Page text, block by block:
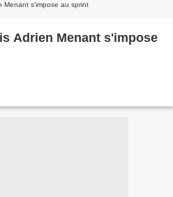
Menant s'impose au sprint
Adrien Menant s'impose